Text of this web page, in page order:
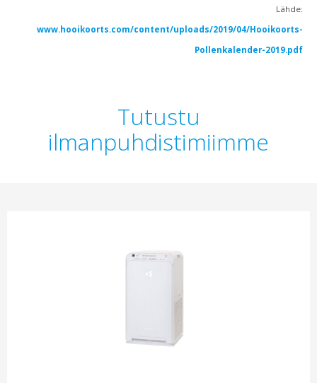
Lähde:
www.hooikoorts.com/content/uploads/2019/04/Hooikoorts-
Pollenkalender-2019.pdf
Tutustu
ilmanpuhdistimiimme